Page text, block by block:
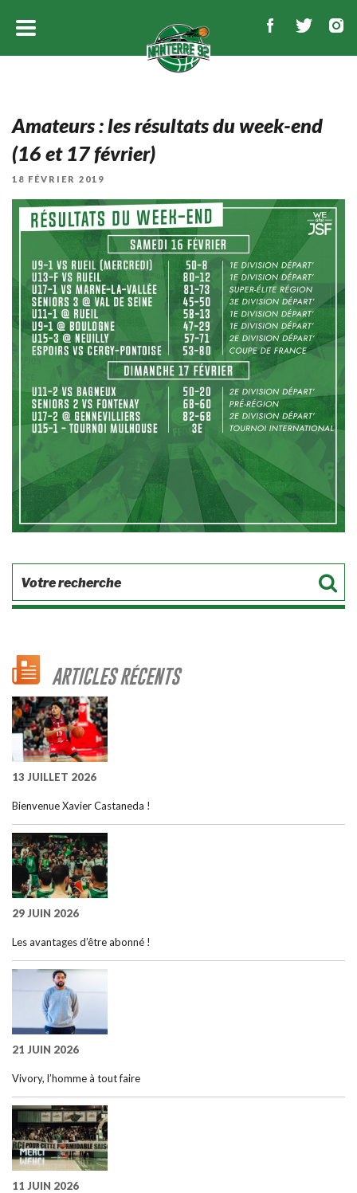
Amateurs : les résultats du week-end
(16 et 17 février)
PUBLIÉ
18 FÉVRIER 2019
ARTICLES RÉCENTS
13 JUILLET 2026
Bienvenue Xavier Castaneda !
29 JUIN 2026
Les avantages d’être abonné !
21 JUIN 2026
Vivory, l’homme à tout faire
11 JUIN 2026